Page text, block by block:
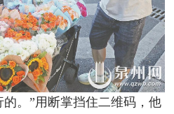
。”用断掌挡住二维码，他